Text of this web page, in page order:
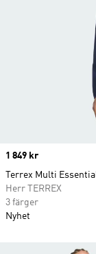
Price
1 849 kr
Terrex Multi
Herr TERREX
3 färger
Nyhet